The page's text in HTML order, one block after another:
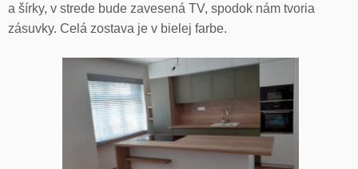
a šírky, v strede bude zavesená TV, spodok nám tvoria
zásuvky. Celá zostava je v bielej farbe.